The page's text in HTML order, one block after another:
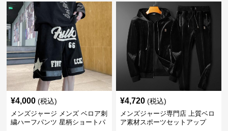
¥4,000 (税込)
メンズジャージ メンズ ベロア刺
繍ハーフパンツ 星柄ショートパ
¥4,720 (税込)
メンズジャージ専門店 上質ベロ
ア素材スポーツセットアップ